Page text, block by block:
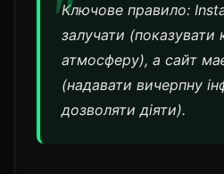
Ключове правило:
залучати (показувати
атмосферу), а сайт
(надавати вичерпну
дозволяти діяти).